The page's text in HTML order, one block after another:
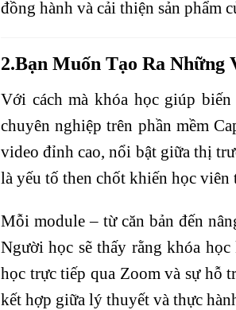
đồng hành và cải thiện sản phẩm
2.Bạn Muốn Tạo Ra Những
Với cách mà khóa học giúp
chuyên nghiệp trên phần mềm
video đỉnh cao, nổi bật giữa thị
là yếu tố then chốt khiến học
Mỗi module – từ căn bản đến
Người học sẽ thấy rằng khóa
học trực tiếp qua Zoom và sự hỗ
kết hợp giữa lý thuyết và thực